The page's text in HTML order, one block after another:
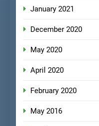
January 2021
December 2020
May 2020
April 2020
February 2020
May 2016